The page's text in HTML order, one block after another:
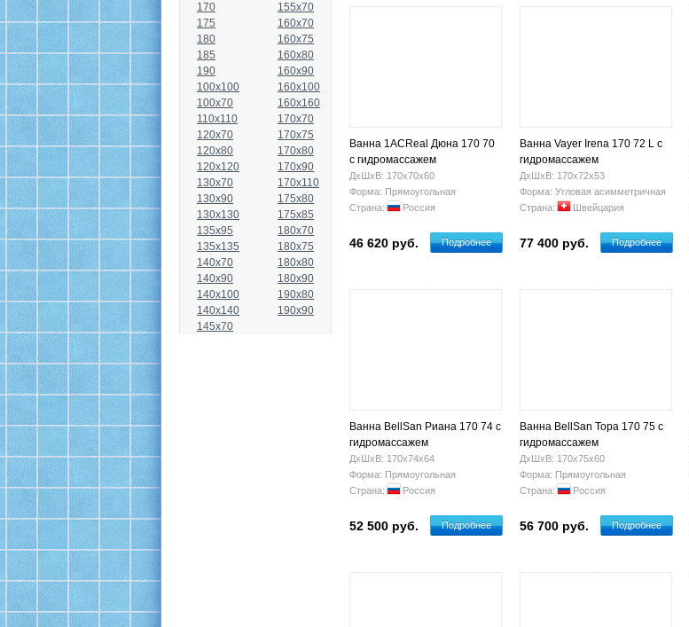
170
175
180
185
190
100x100
100x70
110x110
120x70
120x80
120x120
130x70
130x90
130x130
135x95
135x135
140x70
140x90
140x100
140x140
145x70
155x70
160x70
160x75
160x80
160x90
160x100
160x160
170x70
170x75
170x80
170x90
170x110
175x80
175x85
180x70
180x75
180x80
180x90
190x80
190x90
Ванна 1ACReal Дюна 170 70
с гидромассажем
ДхШхВ: 170х70х60
Форма: Прямоугольная
Страна:
Россия
46 620 руб. Подробнее
Ванна Vayer Irena 170 72 L с
гидромассажем
ДхШхВ: 170х72х53
Форма: Угловая асимметричная
Страна:
Швейцария
77 400 руб. Подробнее
Ванна BellSan Риана 170 74 с
гидромассажем
ДхШхВ: 170х74х64
Форма: Прямоугольная
Страна:
Россия
52 500 руб. Подробнее
Ванна BellSan Тора 170 75 с
гидромассажем
ДхШхВ: 170х75х60
Форма: Прямоугольная
Страна:
Россия
56 700 руб. Подробнее